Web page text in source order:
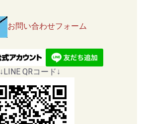
お問い合わせフォーム
↓LINE QRコード↓